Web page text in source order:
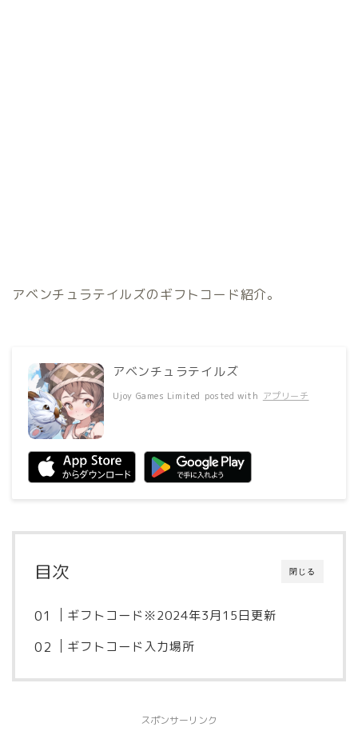
アベンチュラテイルズのギフトコード紹介。
アベンチュラテイルズ
Ujoy Games Limited posted with アプリーチ
閉じる
目次
ギフトコード※2024年3月15日更新
ギフトコード入力場所
スポンサーリンク